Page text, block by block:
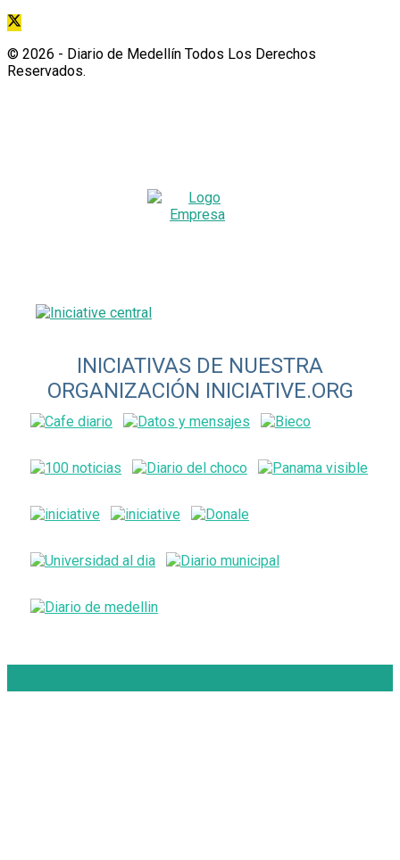
© 2026 - Diario de Medellín Todos Los Derechos
Reservados.
INICIATIVAS DE NUESTRA
ORGANIZACIÓN INICIATIVE.ORG